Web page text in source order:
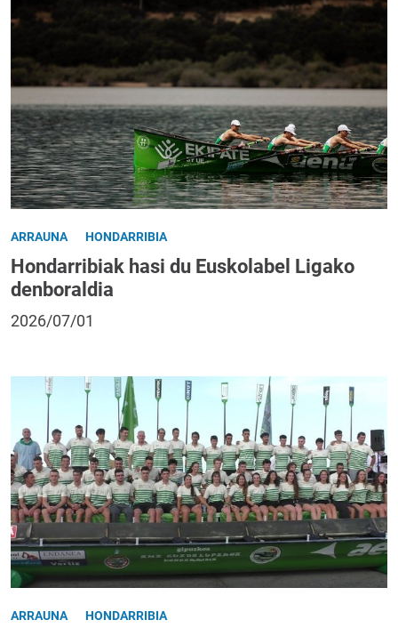
ARRAUNA HONDARRIBIA
Hondarribiak hasi du Euskolabel Ligako
denboraldia
2026/07/01
ARRAUNA HONDARRIBIA